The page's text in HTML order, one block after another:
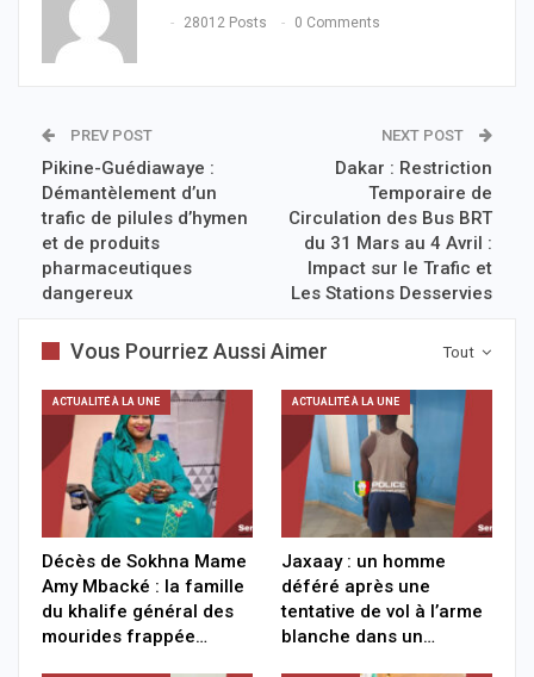
28012 Posts 0 Comments
PREV POST
Pikine-Guédiawaye :
Démantèlement d’un
trafic de pilules d’hymen
et de produits
pharmaceutiques
dangereux
NEXT POST
Dakar : Restriction
Temporaire de
Circulation des Bus BRT
du 31 Mars au 4 Avril :
Impact sur le Trafic et
Les Stations Desservies
Tout
Vous Pourriez Aussi Aimer
ACTUALITÉ À LA UNE
Décès de Sokhna Mame
Amy Mbacké : la famille
du khalife général des
mourides frappée…
ACTUALITÉ À LA UNE
Jaxaay : un homme
déféré après une
tentative de vol à l’arme
blanche dans un…